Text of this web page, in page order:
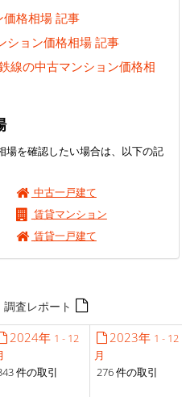
格相場 記事
ション価格相場 記事
線の中古マンション価格相
場を確認したい場合は、以下の記
中古一戸建て
賃貸マンション
賃貸一戸建て
査レポート
2024年 1 - 12
件の取引
2023年 1 - 12
月
276 件の取引